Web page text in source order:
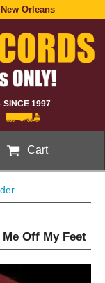
Orleans
SINCE 1997
Cart
Off My Feet